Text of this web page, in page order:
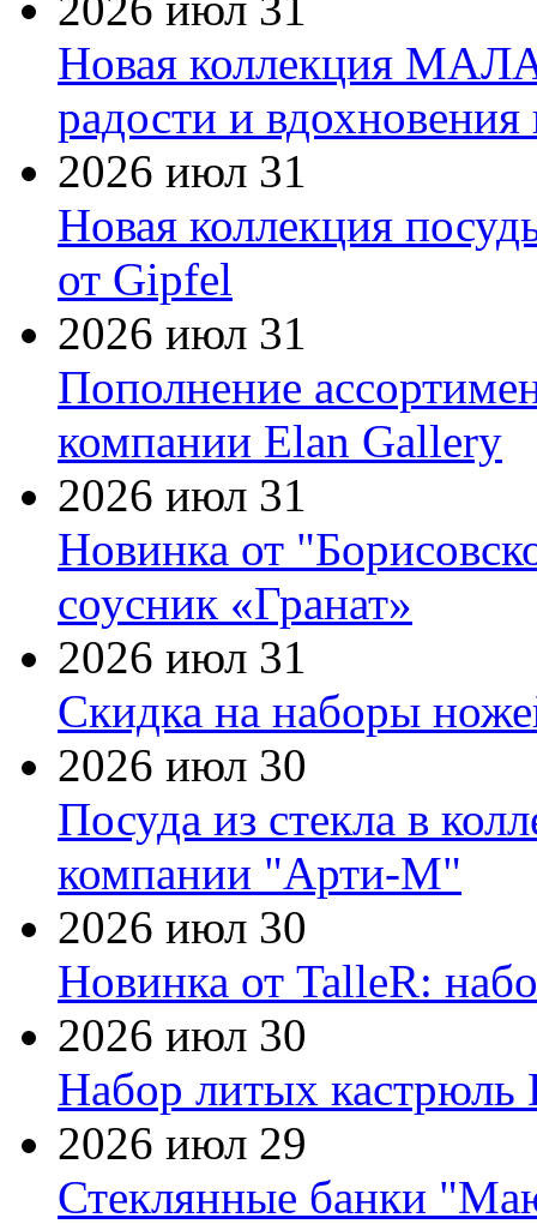
Новая коллекция
радости и
2026 июл 31
Новая коллекция
от Gipfel
2026 июл 31
Пополнение
компании Elan Gallery
2026 июл 31
Новинка от
соусник «Гранат»
2026 июл 31
Скидка на наборы
2026 июл 30
Посуда из стекла в
компании "Арти-М"
2026 июл 30
Новинка от TalleR:
2026 июл 30
Набор литых кастрюль
2026 июл 29
Стеклянные банки